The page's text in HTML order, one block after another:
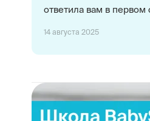
ответила вам в
14 августа 2025